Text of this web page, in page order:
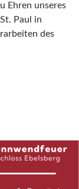
Ehren unseres
Paul in
des